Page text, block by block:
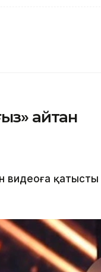
айтқан
видеоға қатысты